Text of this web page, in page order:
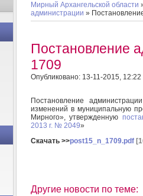
Мирный Архангельской области
администрации »
Постановление
1709
Опубликовано: 13-11-2015, 12:22
Постановление
изменений в муниципальную
Мирного», утвержденную
2013 г. № 2049»
Скачать >>post15_n_1709.pdf
Другие новости по теме: